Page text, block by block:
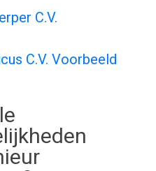
C.V.
C.V. Voorbeeld